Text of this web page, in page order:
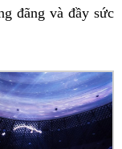
đãng và đầy sức